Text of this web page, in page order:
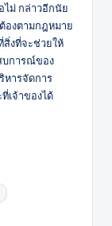
ไม่ กล่าวอีกนัย
องตามกฎหมาย
สิ่งที่จะช่วยให้
บการณ์ของ
หารจัดการ
เจ้าของได้